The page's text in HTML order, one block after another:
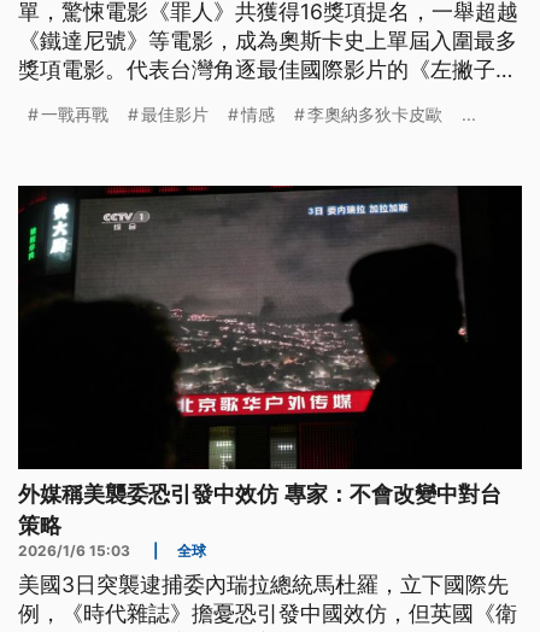
單，驚悚電影《罪人》共獲得16獎項提名，一舉超越
《鐵達尼號》等電影，成為奧斯卡史上單屆入圍最多
獎項電影。代表台灣角逐最佳國際影片的《左撇子女
人。
一戰再戰 最佳影片 情感 李奧納多狄卡皮歐 ...
外媒稱美襲委恐引發中效仿 專家：不會改變中對台
策略
2026/1/6 15:03 全球
美國3日突襲逮捕委內瑞拉總統馬杜羅，立下國際先
例，《時代雜誌》擔憂恐引發中國效仿，但英國《衛